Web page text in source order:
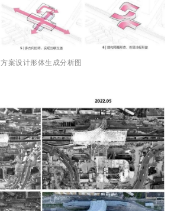
方案设计形体生成分析图